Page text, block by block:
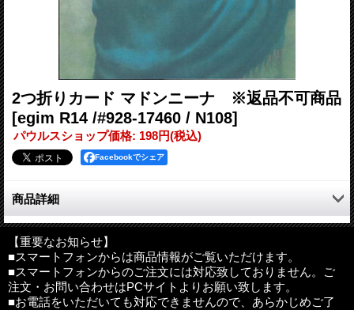
2つ折りカード マドンニーナ ※返品不可商品
[egim R14 /#928-17460 / N108]
パウルスショップ価格: 198円(税込)
Facebookでシェア
商品詳細
イタリア製の聖画カード。
サイズ：約150mm×100mm（二つ折りの状態）
素材：紙
その他：封筒付（白）
【重要なお知らせ】
■スマートフォンからは商品情報がご覧いただけます。
■スマートフォンからのご注文には対応致しておりません。ご
注文・お問い合わせはPCサイトよりお願い致します。
■お電話をいただいても対応できませんので、あらかじめご了